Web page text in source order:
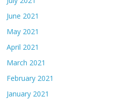
June 2021
May 2021
April 2021
March 2021
February 2021
January 2021